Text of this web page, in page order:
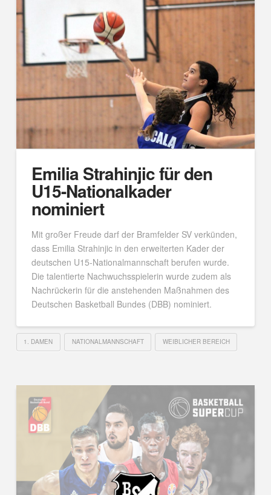
Emilia Strahinjic für den
U15-Nationalkader
nominiert
Mit großer Freude darf der Bramfelder SV verkünden,
dass Emilia Strahinjic in den erweiterten Kader der
deutschen U15-Nationalmannschaft berufen wurde.
Die talentierte Nachwuchsspielerin wurde zudem als
Nachrückerin für die anstehenden Maßnahmen des
Deutschen Basketball Bundes (DBB) nominiert.
1. DAMEN NATIONALMANNSCHAFT WEIBLICHER BEREICH